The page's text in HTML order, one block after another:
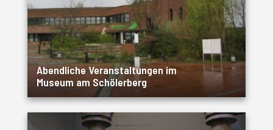
Abendliche Veranstaltungen im
Museum am Schölerberg